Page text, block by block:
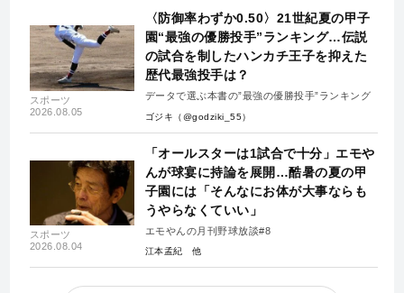
スポーツ
2026.08.05
〈防御率わずか0.50〉21世紀夏の甲子
園“最強の優勝投手”ランキング…伝説
の試合を制したハンカチ王子を抑えた
歴代最強投手は？
データで選ぶ本書の”最強の優勝投手”ランキング
ゴジキ（@godziki_55）
スポーツ
2026.08.04
「オールスターは1試合で十分」エモや
んが球宴に持論を展開…酷暑の夏の甲
子園には「そんなにお体が大事ならも
うやらなくていい」
エモやんの月刊野球放談#8
江本孟紀